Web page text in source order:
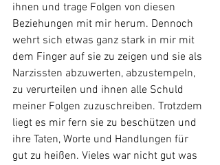
ihnen und trage Folgen von diesen
Beziehungen mit mir herum. Dennoch
wehrt sich etwas ganz stark in mir mit
dem Finger auf sie zu zeigen und sie als
Narzissten abzuwerten, abzustempeln,
zu verurteilen und ihnen alle Schuld
meiner Folgen zuzuschreiben. Trotzdem
liegt es mir fern sie zu beschützen und
ihre Taten, Worte und Handlungen für
gut zu heißen. Vieles war nicht gut was